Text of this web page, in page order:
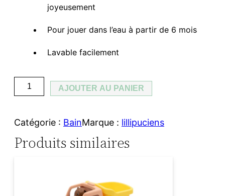
joyeusement
Pour jouer dans l’eau à partir de 6 mois
Lavable facilement
u
n
t
AJOUTER AU PANIER
Catégorie : BainMarque : lillipuciens
Produits similaires